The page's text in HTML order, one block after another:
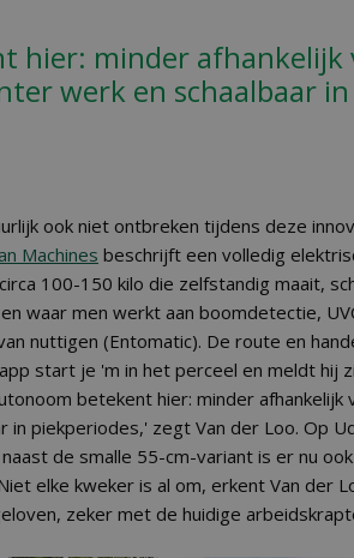
hier: minder afhankelijk
werk en schaalbaar in
ook niet ontbreken tijdens deze
Machines beschrijft een volledig
100-150 kilo die zelfstandig maait,
waar men werkt aan boomdetectie,
nuttigen (Entomatic). De route en
start je 'm in het perceel en meldt hij
betekent hier: minder afhankelijk
in piekperiodes,' zegt Van der Loo. Op
de smalle 55-cm-variant is er nu
elke kweker is al om, erkent Van der
zeker met de huidige